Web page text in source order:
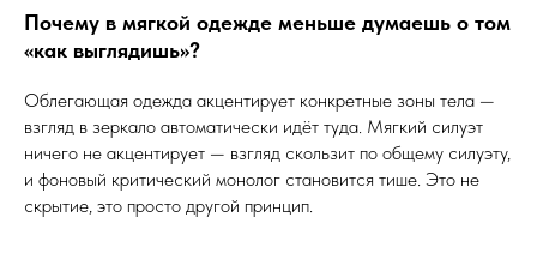
Почему в мягкой одежде меньше думаешь о том
«как выглядишь»?
Облегающая одежда акцентирует конкретные зоны тела —
взгляд в зеркало автоматически идёт туда. Мягкий силуэт
ничего не акцентирует — взгляд скользит по общему силуэту,
и фоновый критический монолог становится тише. Это не
скрытие, это просто другой принцип.